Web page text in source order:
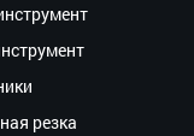
резка